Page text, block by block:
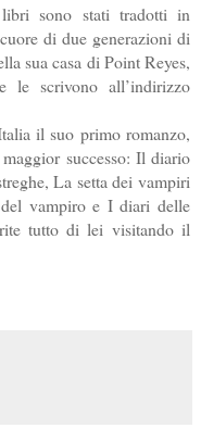
sono stati tradotti in
di due generazioni di
sua casa di Point Reyes,
le scrivono all’indirizzo
il suo primo romanzo,
successo: Il diario
La setta dei vampiri
vampiro e I diari delle
tutto di lei visitando il